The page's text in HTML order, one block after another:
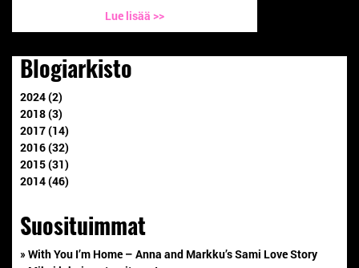
Lue lisää >>
Blogiarkisto
2024 (2)
2018 (3)
2017 (14)
2016 (32)
2015 (31)
2014 (46)
Suosituimmat
» With You I’m Home – Anna and Markku’s Sami Love Story